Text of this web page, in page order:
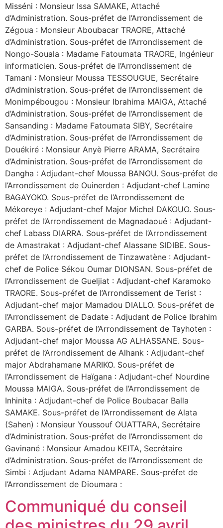
Misséni : Monsieur Issa SAMAKE, Attaché
d’Administration. Sous-préfet de l’Arrondissement de
Zégoua : Monsieur Aboubacar TRAORE, Attaché
d’Administration. Sous-préfet de l’Arrondissement de
Nongo-Souala : Madame Fatoumata TRAORE, Ingénieur
informaticien. Sous-préfet de l’Arrondissement de
Tamani : Monsieur Moussa TESSOUGUE, Secrétaire
d’Administration. Sous-préfet de l’Arrondissement de
Monimpébougou : Monsieur Ibrahima MAIGA, Attaché
d’Administration. Sous-préfet de l’Arrondissement de
Sansanding : Madame Fatoumata SIBY, Secrétaire
d’Administration. Sous-préfet de l’Arrondissement de
Douékiré : Monsieur Anyè Pierre ARAMA, Secrétaire
d’Administration. Sous-préfet de l’Arrondissement de
Dangha : Adjudant-chef Moussa BANOU. Sous-préfet de
l’Arrondissement de Ouinerden : Adjudant-chef Lamine
BAGAYOKO. Sous-préfet de l’Arrondissement de
Mékoreye : Adjudant-chef Major Michel DAKOUO. Sous-
préfet de l’Arrondissement de Magnadaoué : Adjudant-
chef Labass DIARRA. Sous-préfet de l’Arrondissement
de Amastrakat : Adjudant-chef Alassane SIDIBE. Sous-
préfet de l’Arrondissement de Tinzawatène : Adjudant-
chef de Police Sékou Oumar DIONSAN. Sous-préfet de
l’Arrondissement de Gueljiat : Adjudant-chef Karamoko
TRAORE. Sous-préfet de l’Arrondissement de Terist :
Adjudant-chef major Mamadou DIALLO. Sous-préfet de
l’Arrondissement de Dadate : Adjudant de Police Ibrahim
GARBA. Sous-préfet de l’Arrondissement de Tayhoten :
Adjudant-chef major Moussa AG ALHASSANE. Sous-
préfet de l’Arrondissement de Alhank : Adjudant-chef
major Abdrahamane MARIKO. Sous-préfet de
l’Arrondissement de Haïgana : Adjudant-chef Nourdine
Moussa MAIGA. Sous-préfet de l’Arrondissement de
Inhinita : Adjudant-chef de Police Boubacar Balla
SAMAKE. Sous-préfet de l’Arrondissement de Alata
(Sahen) : Monsieur Youssouf OUATTARA, Secrétaire
d’Administration. Sous-préfet de l’Arrondissement de
Gavinané : Monsieur Amadou KEITA, Secrétaire
d’Administration. Sous-préfet de l’Arrondissement de
Simbi : Adjudant Adama NAMPARE. Sous-préfet de
l’Arrondissement de Dioumara :
Communiqué du conseil